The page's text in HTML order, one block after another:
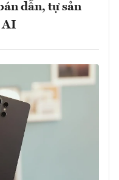
dẫn, tự sản
AI